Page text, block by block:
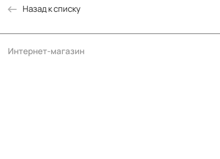
Назад к списку
Интернет-магазин